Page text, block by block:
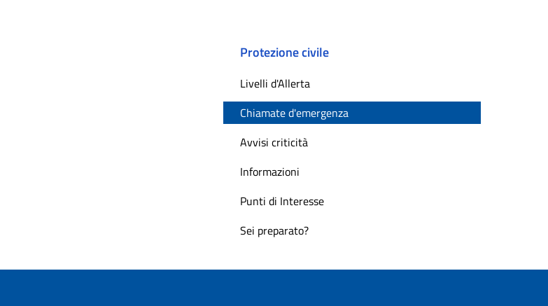
Protezione civile
Livelli d'Allerta
Chiamate d'emergenza
Avvisi criticità
Informazioni
Punti di Interesse
Sei preparato?